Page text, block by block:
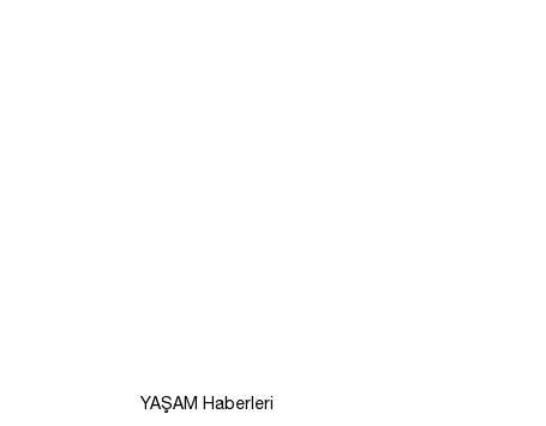
YAŞAM Haberleri